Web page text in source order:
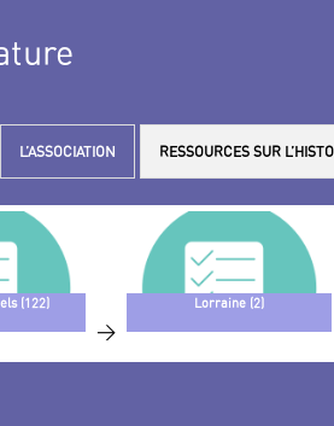
L’ASSOCIATION RESSOURCES SUR
(122)
>
Lorraine (2)